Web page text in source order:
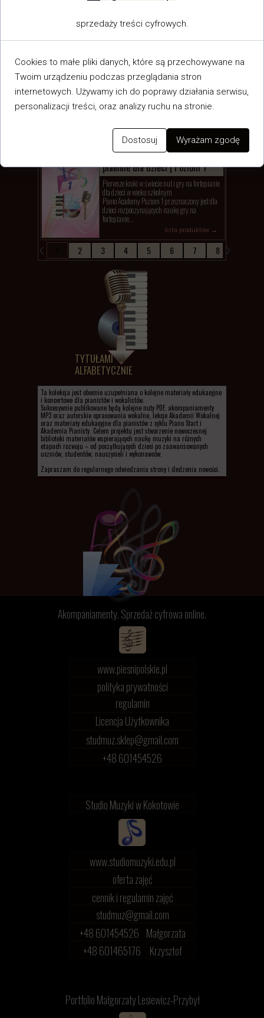
edukacyjnych:
EDU Online
PDF/MP3 Premium - Pakiet Pianisty
WersjaEDU Online– nauka utworu
online
WersjaPDF/MP3 Premium - Pakiet
Pianisty– komplet całej lekcji do
Piano Academy | Nauka gry na
pianinie dla dzieci | Poziom 1
Pierwsze kroki w świecie nut i gry na fortepianie
dla dzieci w wieku szkolnym
Piano Academy Poziom 1 przeznaczony jest dla
dzieci rozpoczynających naukę gry na
fortepianie...
lista produktów →
2 3 4 5 6 7 8
TYTUŁAMI
ALFABETYCZNIE
Ta kolekcja jest obecnie uzupełniana o kolejne materiały edukacyjne
i koncertowe dla pianistów i wokalistów.
Sukcesywnie publikowane będą kolejne nuty PDF, akompaniamenty
MP3 oraz autorskie opracowania wokalne, lekcje Akademii Wokalnej
oraz materiały edukacyjne dla pianistów z cyklu Piano Start i
Akademia Pianisty. Celem projektu jest stworzenie nowoczesnej
biblioteki materiałów wspierających naukę muzyki na różnych
etapach rozwoju – od początkujących dzieci po zaawansowanych
uczniów, studentów, nauczycieli i wykonawców.
Zapraszam do regularnego odwiedzania strony i śledzenia nowości.
Akompaniamenty. Sprzedaż cyfrowa online.
www.piesnipolskie.pl
polityka prywatności
regulamin
Licencja Użytkownika
studmuz.sklep@gmail.com
+48 601454526
Studio Muzyki w Kokotowie
www.studiomuzyki.edu.pl
oferta zajęć
cennik i regulamin zajęć
studmuz@gmail.com
+48 601454526 Małgorzata
+48 601465176 Krzysztof
Portfolio Małgorzaty Lesiewicz-Przybył
sprzedaży treści cyfrowych.
Cookies to małe pliki danych, które są przechowywane na
Twoim urządzeniu podczas przeglądania stron
internetowych. Używamy ich do poprawy działania serwisu,
personalizacji treści, oraz analizy ruchu na stronie.
Dostosuj Wyrażam zgodę